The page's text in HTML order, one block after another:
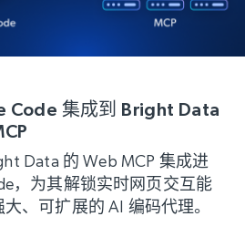
Code 集成到 Bright Data
Data 的 Web MCP 集成进
，为其解锁实时网页交互能
、可扩展的 AI 编码代理。